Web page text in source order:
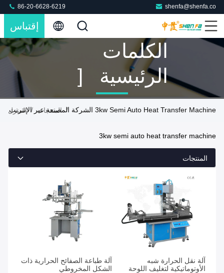
shenfa@shenfa.co
86-20-6628-6219
إقتباس
الكلمات
الرئيسية [
3kw Semi
Transfer
المنتجات
المنزل / المنتجات / 3kw Semi Auto Heat Transfer Machine الشركة المصنعة عبر الإنترنت
3kw semi auto heat transfer machine
المنتجات
آلة نقل الحرارة شبه
الأوتوماتيكية لتغليف اللوحة
آلة طباعة الصفائح الحرارية ذات
الشكل المخروطي